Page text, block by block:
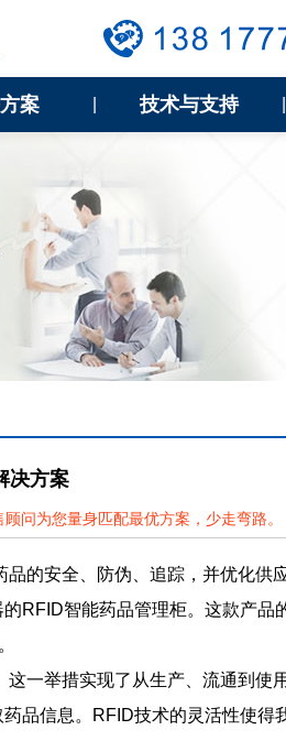
案 技术与支持
决方案
问为您量身匹配最优方案，少走弯路。
的安全、防伪、追踪，并优化供
RFID智能药品管理柜。这款产品
一举措实现了从生产、流通到使
品信息。RFID技术的灵活性使得